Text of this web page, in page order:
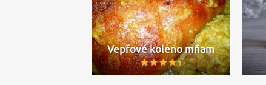
Vepřové koleno mňam